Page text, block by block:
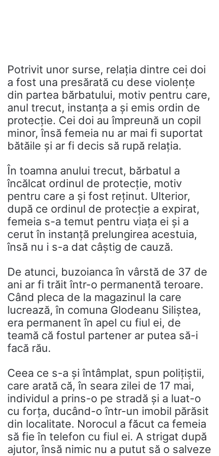
Potrivit unor surse, relația dintre cei doi
a fost una presărată cu dese violențe
din partea bărbatului, motiv pentru care,
anul trecut, instanța a și emis ordin de
protecție. Cei doi au împreună un copil
minor, însă femeia nu ar mai fi suportat
bătăile și ar fi decis să rupă relația.
În toamna anului trecut, bărbatul a
încălcat ordinul de protecție, motiv
pentru care a și fost reținut. Ulterior,
după ce ordinul de protecție a expirat,
femeia s-a temut pentru viața ei și a
cerut în instanță prelungirea acestuia,
însă nu i s-a dat câștig de cauză.
De atunci, buzoianca în vârstă de 37 de
ani ar fi trăit într-o permanentă teroare.
Când pleca de la magazinul la care
lucrează, în comuna Glodeanu Siliștea,
era permanent în apel cu fiul ei, de
teamă că fostul partener ar putea să-i
facă rău.
Ceea ce s-a și întâmplat, spun polițiștii,
care arată că, în seara zilei de 17 mai,
individul a prins-o pe stradă și a luat-o
cu forța, ducând-o într-un imobil părăsit
din localitate. Norocul a făcut ca femeia
să fie în telefon cu fiul ei. A strigat după
ajutor, însă nimic nu a putut să o salveze